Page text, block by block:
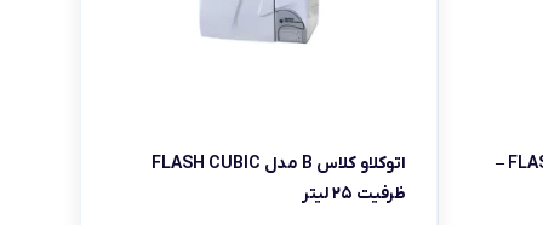
اتوکلاو کلاس B مدل FLASH CUBIC –
اتوکلاو کلاس B مدل FLASH CUBIC
ظرفیت ۲۵ لیتر